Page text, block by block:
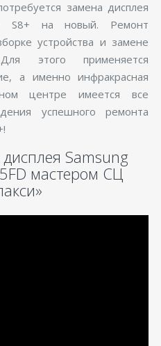
замена дисплея
S8+ на новый. Ремонт
устройства и замене
этого применяется
а именно инфракрасная
центре имеется все
успешного ремонта
Samsung
мастером СЦ